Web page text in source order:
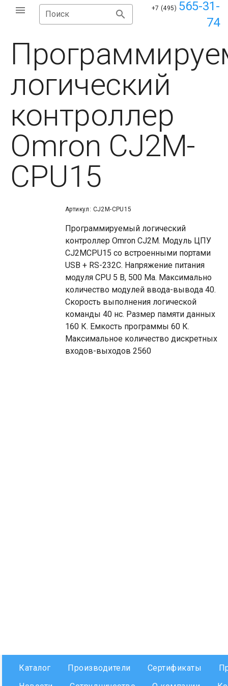
Поиск
+7 (495) 565-31-
74
логический
контроллер
Omron CJ2M-
CPU15
Артикул: CJ2M-CPU15
Программируемый логический
контроллер Omron CJ2M. Модуль ЦПУ
CJ2MCPU15 со встроенными портами
USB + RS-232C. Напряжение питания
модуля CPU 5 В, 500 Ма. Максимально
количество модулей ввода-вывода 40.
Скорость выполнения логической
команды 40 нс. Размер памяти данных
160 К. Емкость программы 60 К.
Максимальное количество дискретных
входов-выходов 2560
Каталог Производители Сертификаты